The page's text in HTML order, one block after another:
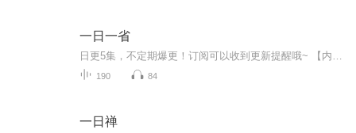
一日一省
190 84
一日禅